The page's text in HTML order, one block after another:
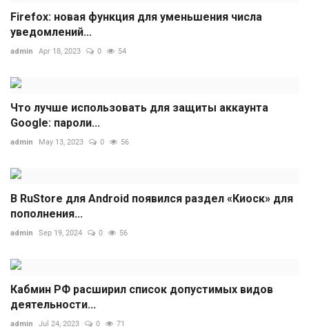
Firefox: новая функция для уменьшения числа
уведомлений...
admin Apr 18, 2023 0 54
Что лучше использовать для защиты аккаунта
Google: пароли...
admin May 13, 2023 0 56
В RuStore для Android появился раздел «Киоск» для
пополнения...
admin Sep 19, 2024 0 56
Кабмин РФ расширил список допустимых видов
деятельности...
admin Jul 24, 2023 0 71